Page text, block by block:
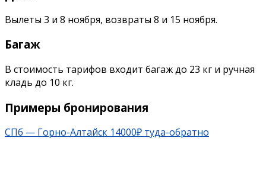
Вылеты 3 и 8 ноября, возвраты 8 и 15 ноября.
Багаж
В стоимость тарифов входит багаж до 23 кг и ручная
кладь до 10 кг.
Примеры бронирования
СПб — Горно-Алтайск 14000₽ туда-обратно